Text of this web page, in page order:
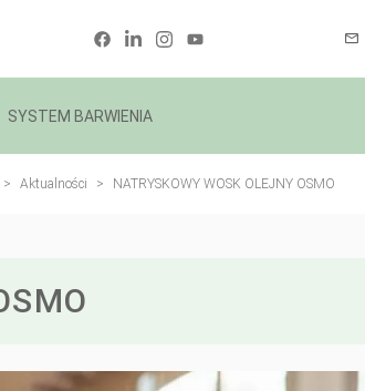
SYSTEM BARWIENIA
Aktualności NATRYSKOWY WOSK OLEJNY OSMO